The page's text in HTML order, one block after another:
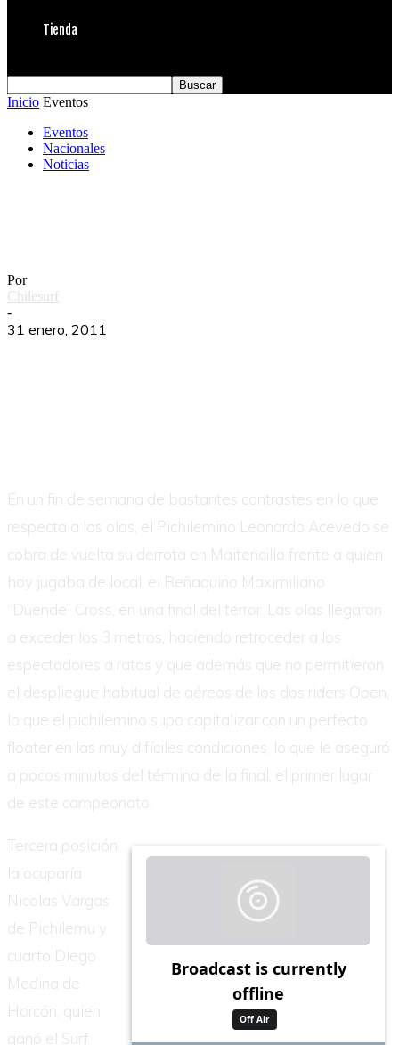
Tienda
Inicio Eventos
Eventos
Nacionales
Noticias
Por
Chilesurf
-
31 enero, 2011
En un fin de semana de bastantes contrastes en lo que
respecta a las olas, el Pichilemino Leonardo Acevedo se
cobra de vuelta su derrota en Maitencillo frente a quien
hoy jugaba de local, el Reñaquino Maximiliano
“Duende” Cross, en una final del terror. Las olas llegaron
a exceder los 3 metros, haciendo retroceder a los
espectadores a ratos y que además que no permitieron
el despliegue habitual de aéreos de los dos riders Open,
lo que el pichilemino supo capitalizar con un perfecto
floater en las muy difíciles condiciones, lo que le aseguró
a pocos minutos del término de la final, el primer lugar
de este campeonato.
Tercera posición
la ocuparía
Nicolas Vargas
de Pichilemu y
cuarto Diego
Medina de
Horcón, quien
ganó el Surf